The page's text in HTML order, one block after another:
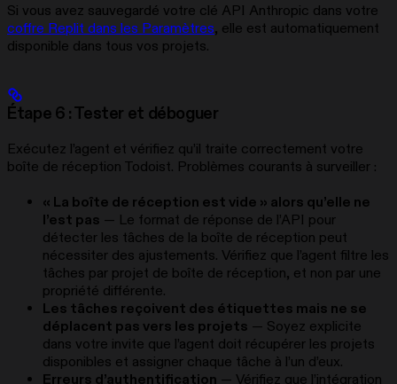
Si vous avez sauvegardé votre clé API Anthropic dans votre
coffre Replit dans les Paramètres, elle est automatiquement
disponible dans tous vos projets.
Étape 6 : Tester et déboguer
Exécutez l’agent et vérifiez qu’il traite correctement votre
boîte de réception Todoist. Problèmes courants à surveiller :
« La boîte de réception est vide » alors qu’elle ne
l’est pas — Le format de réponse de l’API pour
détecter les tâches de la boîte de réception peut
nécessiter des ajustements. Vérifiez que l’agent filtre les
tâches par projet de boîte de réception, et non par une
propriété différente.
Les tâches reçoivent des étiquettes mais ne se
déplacent pas vers les projets — Soyez explicite
dans votre invite que l’agent doit récupérer les projets
disponibles et assigner chaque tâche à l’un d’eux.
Erreurs d’authentification — Vérifiez que l’intégration